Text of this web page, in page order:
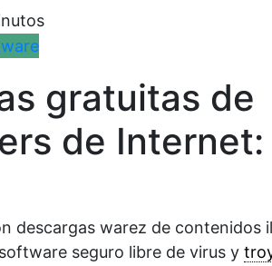
gratuitas de
de Internet:
descargas warez de contenidos
seguro libre de virus y